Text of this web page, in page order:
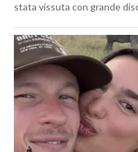
stata vissuta con grande